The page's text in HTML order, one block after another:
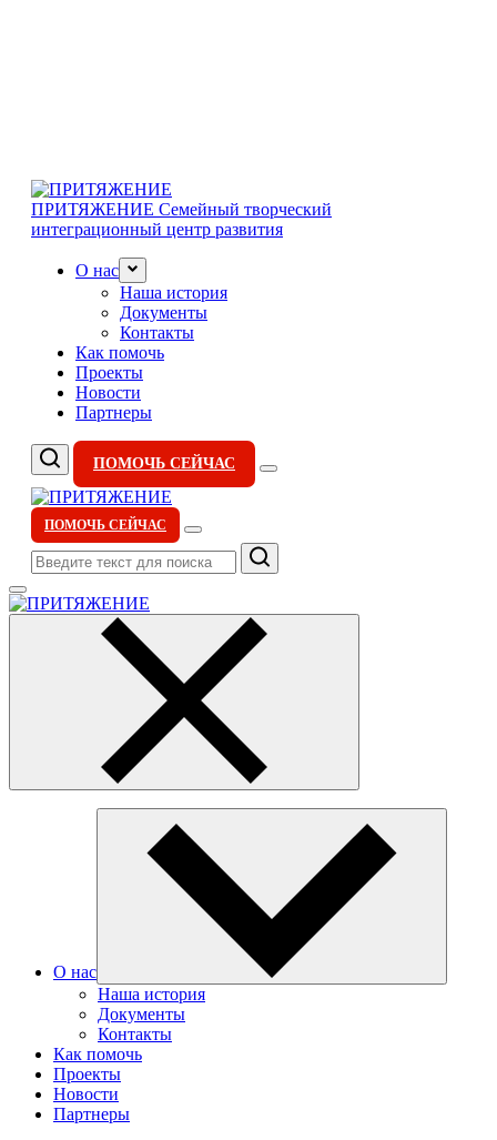
ПРИТЯЖЕНИЕ Семейный творческий
интеграционный центр развития
О нас
Наша история
Документы
Контакты
Как помочь
Проекты
Новости
Партнеры
ПОМОЧЬ СЕЙЧАС
ПОМОЧЬ СЕЙЧАС
Поиск
О нас
Наша история
Документы
Контакты
Как помочь
Проекты
Новости
Партнеры